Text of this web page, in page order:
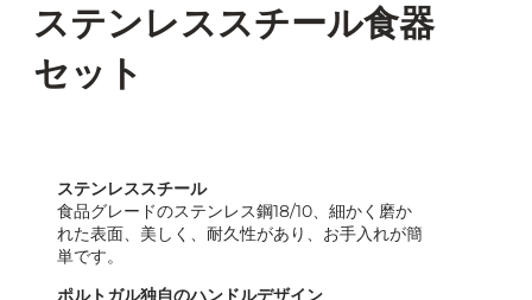
ステンレススチール食器
セット
ステンレススチール
食品グレードのステンレス鋼18/10、細かく磨か
れた表面、美しく、耐久性があり、お手入れが簡
単です。
ポルトガル独自のハンドルデザイン